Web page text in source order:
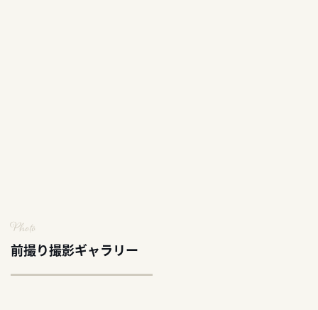
Photo
前撮り撮影ギャラリー